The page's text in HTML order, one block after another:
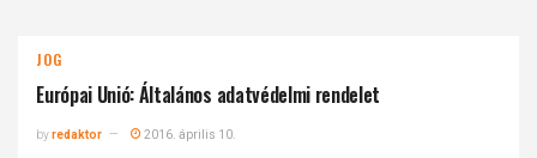
JOG
Európai Unió: Általános adatvédelmi rendelet
byredaktor 2016. április 10.